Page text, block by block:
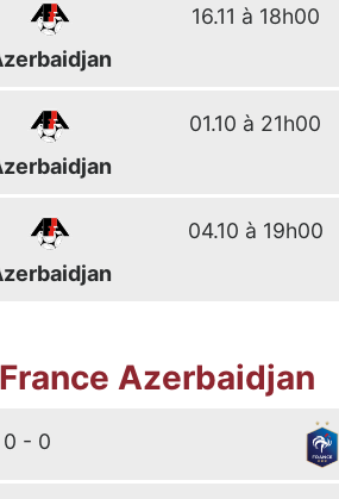
16.11 à 18h00
01.10 à 21h00
04.10 à 19h00
Azerbaidjan
0 - 0